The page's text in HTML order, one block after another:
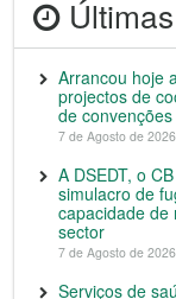
Arrancou hoje
projectos de
de
7 de Agosto de
A DSEDT, o
simulacro de
capacidade de
sector
7 de Agosto de
Serviços de